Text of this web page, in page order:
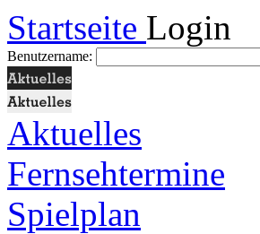
Startseite Login
Benutzername:
Aktuelles
Fernsehtermine
Spielplan